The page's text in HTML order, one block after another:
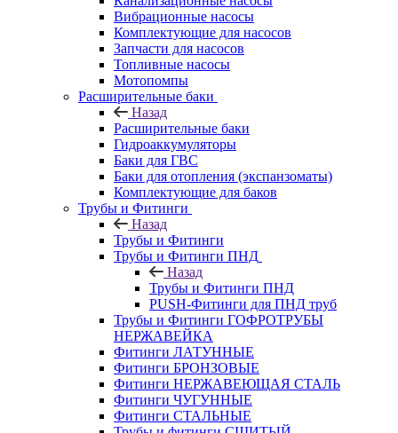
Вибрационные насосы
Комплектующие для насосов
Запчасти для насосов
Топливные насосы
Мотопомпы
Расширительные баки
Назад
Расширительные баки
Гидроаккумуляторы
Баки для ГВС
Баки для отопления (экспанзоматы)
Комплектующие для баков
Трубы и Фитинги
Назад
Трубы и Фитинги
Трубы и Фитинги ПНД
Назад
Трубы и Фитинги ПНД
PUSH-Фитинги для ПНД труб
Трубы и Фитинги ГОФРОТРУБЫ
НЕРЖАВЕЙКА
Фитинги ЛАТУННЫЕ
Фитинги БРОНЗОВЫЕ
Фитинги НЕРЖАВЕЮЩАЯ СТАЛЬ
Фитинги ЧУГУННЫЕ
Фитинги СТАЛЬНЫЕ